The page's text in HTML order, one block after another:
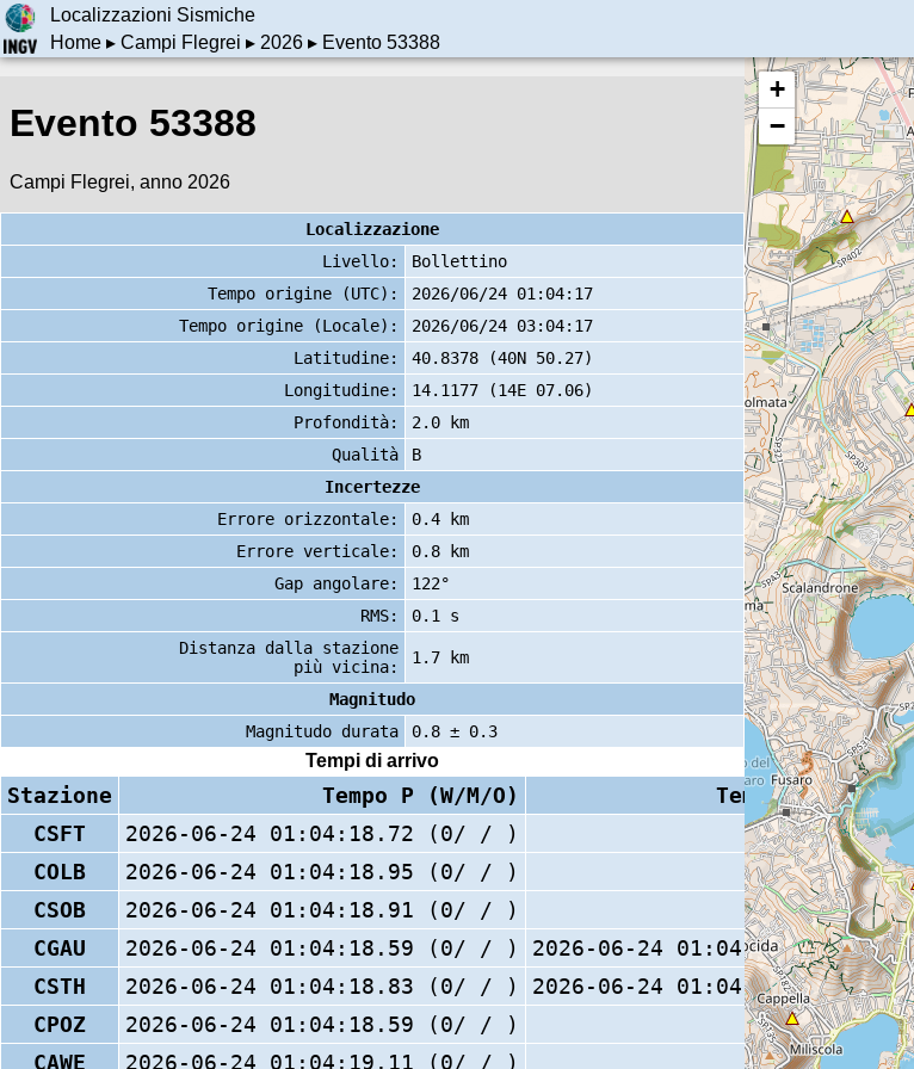
Localizzazioni Sismiche
Home▸ Campi Flegrei ▸ 2026▸ Evento 53388
Evento 53388
Campi Flegrei, anno 2026
Localizzazione
Livello:
Bollettino
Tempo origine (UTC):
2026/06/24 01:04:17
Tempo origine (Locale):
2026/06/24 03:04:17
Latitudine:
40.8378 (40N 50.27)
Longitudine:
14.1177 (14E 07.06)
Profondità:
2.0 km
Qualità
B
Incertezze
Errore orizzontale:
0.4 km
Errore verticale:
0.8 km
Gap angolare:
122°
RMS:
0.1 s
Distanza dalla stazione
più vicina:
1.7 km
Magnitudo
Magnitudo durata
0.8 ± 0.3
Tempi di arrivo
Stazione Tempo P (W/M/O) Tempo S (W/M/O)
CSFT
2026-06-24 01:04:18.72 (0/ / )
COLB
2026-06-24 01:04:18.95 (0/ / )
CSOB
2026-06-24 01:04:18.91 (0/ / )
CGAU
2026-06-24 01:04:18.59 (0/ / )
2026-06-24 01:04:19.5 (0/ / )
CSTH
2026-06-24 01:04:18.83 (0/ / ) 2026-06-24 01:04:19.9 (0/ / )
CPOZ
2026-06-24 01:04:18.59 (0/ / )
CAWE
2026-06-24 01:04:19.11 (0/ / )
+
−